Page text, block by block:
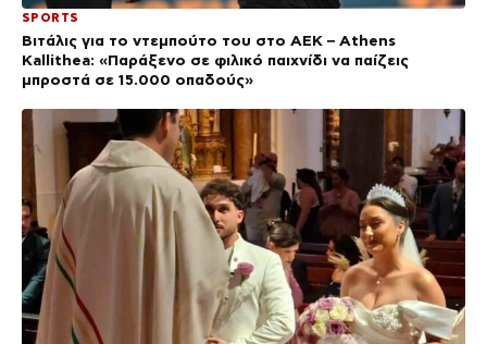
SPORTS
Βιτάλις για το ντεμπούτο του στο ΑΕΚ – Athens
Kallithea: «Παράξενο σε φιλικό παιχνίδι να παίζεις
μπροστά σε 15.000 οπαδούς»